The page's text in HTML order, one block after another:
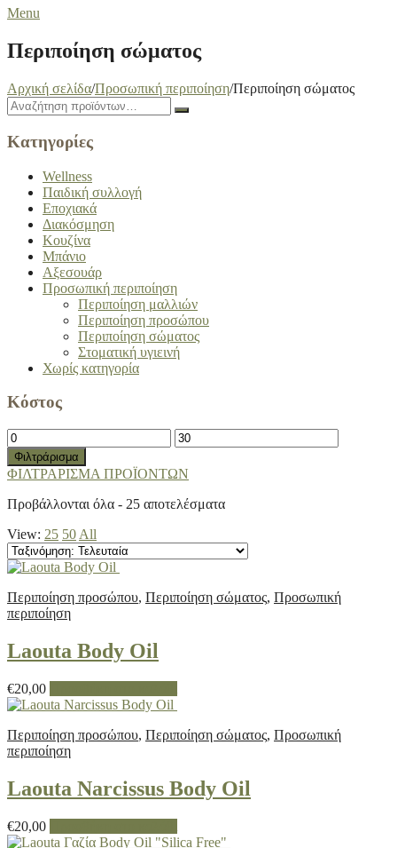
Menu
Περιποίηση σώματος
Αρχική σελίδα/Προσωπική περιποίηση/Περιποίηση σώματος
Close
drawer
Search
for:
Search
Κατηγορίες
Wellness
Παιδική συλλογή
Εποχιακά
Διακόσμηση
Κουζίνα
Μπάνιο
Αξεσουάρ
Προσωπική περιποίηση
Περιποίηση μαλλιών
Περιποίηση προσώπου
Περιποίηση σώματος
Στοματική υγιεινή
Χωρίς κατηγορία
Κόστος
Ελάχιστη
τιμή
Μέγιστη
τιμή
Φιλτράρισμα
ΦΙΛΤΡΑΡΙΣΜΑ ΠΡΟΪΟΝΤΩΝ
Προβάλλονται όλα - 25 αποτελέσματαSorted
View: 25 50 All
Περιποίηση προσώπου, Περιποίηση σώματος, Προσωπική
περιποίηση
Laouta Body Oil
€20,00
Περιποίηση προσώπου, Περιποίηση σώματος, Προσωπική
περιποίηση
Laouta Narcissus Body Oil
€20,00